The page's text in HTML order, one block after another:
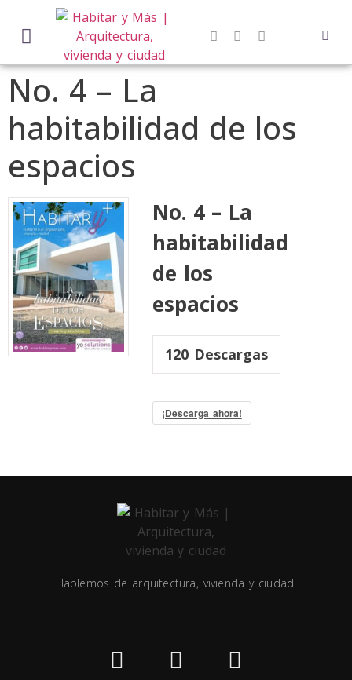
No. 4 – La
habitabilidad de los
espacios
No. 4 – La
habitabilidad
de los
espacios
120 Descargas
¡Descarga ahora!
Hablemos de arquitectura, vivienda y ciudad.